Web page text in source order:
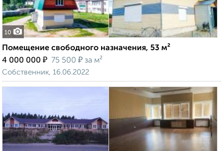
10
Помещение свободного назначения, 53 м²
4 000 000 ₽ 75 500 ₽ за м²
Собственник, 16.06.2022